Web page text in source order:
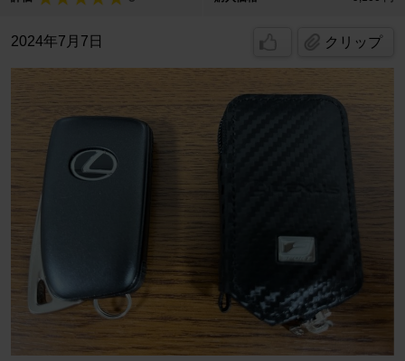
2024年7月7日 クリップ